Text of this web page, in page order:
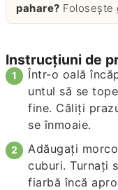
pahare? Folosește
Instrucțiuni de
Într-o oală
untul să se
fine. Căliți
se înmoaie.
Adăugați
cuburi. Turnați
fiarbă încă